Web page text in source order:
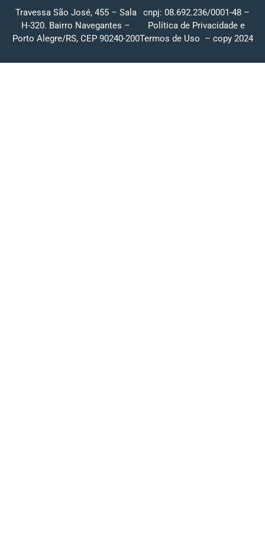
Travessa São José, 455 – Sala
H-320. Bairro Navegantes –
Porto Alegre/RS, CEP 90240-200
cnpj: 08.692.236/0001-48 –
Política de Privacidade e
Termos de Uso – copy 2024